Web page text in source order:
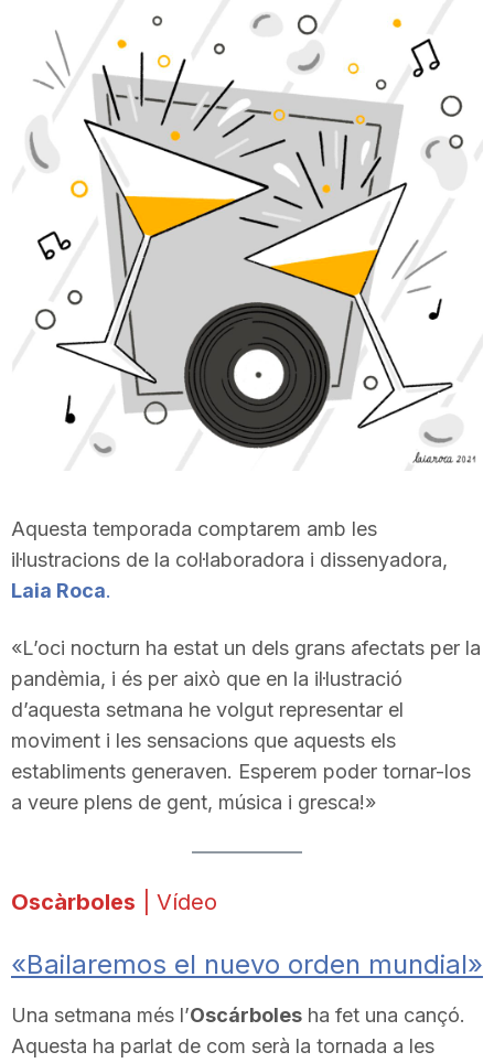
Aquesta temporada comptarem amb les
il·lustracions de la col·laboradora i dissenyadora,
Laia Roca.
«L’oci nocturn ha estat un dels grans afectats per la
pandèmia, i és per això que en la il·lustració
d’aquesta setmana he volgut representar el
moviment i les sensacions que aquests els
establiments generaven. Esperem poder tornar-los
a veure plens de gent, música i gresca!»
Oscàrboles | Vídeo
«Bailaremos el nuevo orden mundial»
Una setmana més l’Oscárboles ha fet una cançó.
Aquesta ha parlat de com serà la tornada a les